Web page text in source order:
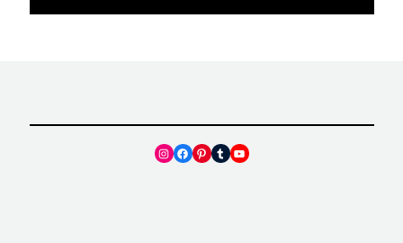
Instagram
Facebook
Pinterest
TumblrYouTube